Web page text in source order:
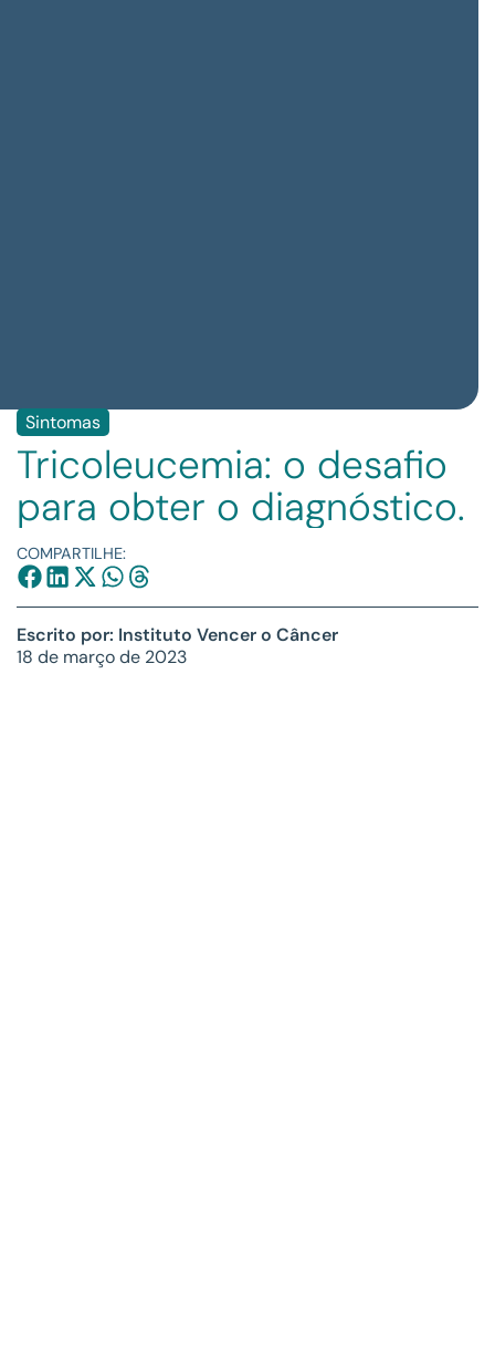
Sintomas
Tricoleucemia: o desafio
para obter o diagnóstico.
COMPARTILHE:
Escrito por: Instituto Vencer o Câncer
18 de março de 2023